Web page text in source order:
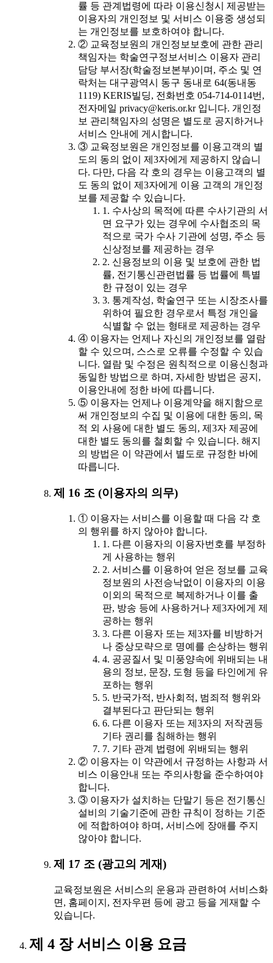
률 등 관계법령에 따라 이용신청시 제공받는
이용자의 개인정보 및 서비스 이용중 생성되
는 개인정보를 보호하여야 합니다.
② 교육정보원의 개인정보보호에 관한 관리
책임자는 학술연구정보서비스 이용자 관리
담당 부서장(학술정보본부)이며, 주소 및 연
락처는 대구광역시 동구 동내로 64(동내동
1119) KERIS빌딩, 전화번호 054-714-0114번,
전자메일 privacy@keris.or.kr 입니다. 개인정
보 관리책임자의 성명은 별도로 공지하거나
서비스 안내에 게시합니다.
③ 교육정보원은 개인정보를 이용고객의 별
도의 동의 없이 제3자에게 제공하지 않습니
다. 다만, 다음 각 호의 경우는 이용고객의 별
도 동의 없이 제3자에게 이용 고객의 개인정
보를 제공할 수 있습니다.
1. 수사상의 목적에 따른 수사기관의 서
면 요구가 있는 경우에 수사협조의 목
적으로 국가 수사 기관에 성명, 주소 등
신상정보를 제공하는 경우
2. 신용정보의 이용 및 보호에 관한 법
률, 전기통신관련법률 등 법률에 특별
한 규정이 있는 경우
3. 통계작성, 학술연구 또는 시장조사를
위하여 필요한 경우로서 특정 개인을
식별할 수 없는 형태로 제공하는 경우
④ 이용자는 언제나 자신의 개인정보를 열람
할 수 있으며, 스스로 오류를 수정할 수 있습
니다. 열람 및 수정은 원칙적으로 이용신청과
동일한 방법으로 하며, 자세한 방법은 공지,
이용안내에 정한 바에 따릅니다.
⑤ 이용자는 언제나 이용계약을 해지함으로
써 개인정보의 수집 및 이용에 대한 동의, 목
적 외 사용에 대한 별도 동의, 제3자 제공에
대한 별도 동의를 철회할 수 있습니다. 해지
의 방법은 이 약관에서 별도로 규정한 바에
따릅니다.
제 16 조 (이용자의 의무)
① 이용자는 서비스를 이용할 때 다음 각 호
의 행위를 하지 않아야 합니다.
1. 다른 이용자의 이용자번호를 부정하
게 사용하는 행위
2. 서비스를 이용하여 얻은 정보를 교육
정보원의 사전승낙없이 이용자의 이용
이외의 목적으로 복제하거나 이를 출
판, 방송 등에 사용하거나 제3자에게 제
공하는 행위
3. 다른 이용자 또는 제3자를 비방하거
나 중상모략으로 명예를 손상하는 행위
4. 공공질서 및 미풍양속에 위배되는 내
용의 정보, 문장, 도형 등을 타인에게 유
포하는 행위
5. 반국가적, 반사회적, 범죄적 행위와
결부된다고 판단되는 행위
6. 다른 이용자 또는 제3자의 저작권등
기타 권리를 침해하는 행위
7. 기타 관계 법령에 위배되는 행위
② 이용자는 이 약관에서 규정하는 사항과 서
비스 이용안내 또는 주의사항을 준수하여야
합니다.
③ 이용자가 설치하는 단말기 등은 전기통신
설비의 기술기준에 관한 규칙이 정하는 기준
에 적합하여야 하며, 서비스에 장애를 주지
않아야 합니다.
제 17 조 (광고의 게재)
교육정보원은 서비스의 운용과 관련하여 서비스화
면, 홈페이지, 전자우편 등에 광고 등을 게재할 수
있습니다.
제 4 장 서비스 이용 요금